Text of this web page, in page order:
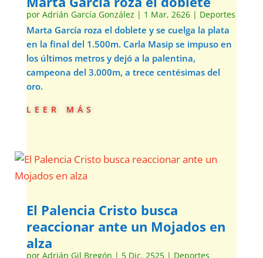
por Adrián García González | 1 Mar, 2626| Deportes
Marta García roza el doblete y se cuelga la plata
en la final del 1.500m. Carla Masip se impuso en
los últimos metros y dejó a la palentina,
campeona del 3.000m, a trece centésimas del
oro.
leer más
El Palencia Cristo busca
reaccionar ante un Mojados en
alza
por Adrián Gil Bregón | 5 Dic, 2525| Deportes